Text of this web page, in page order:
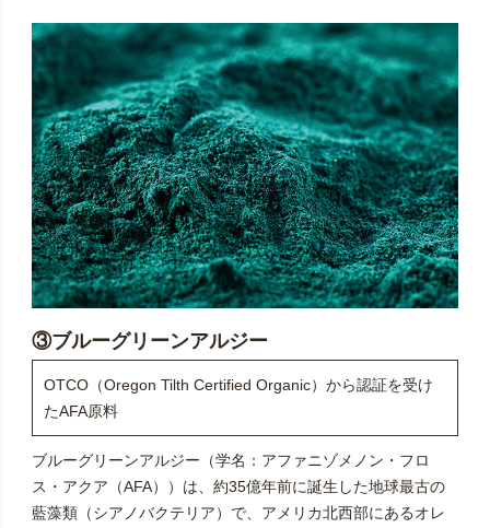
③ブルーグリーンアルジー
OTCO（Oregon Tilth Certified Organic）から認証を受け
たAFA原料
ブルーグリーンアルジー（学名：アファニゾメノン・フロ
ス・アクア（AFA））は、約35億年前に誕生した地球最古の
藍藻類（シアノバクテリア）で、アメリカ北西部にあるオレ